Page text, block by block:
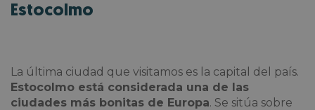
Estocolmo
La última ciudad que visitamos es la capital del país.
Estocolmo está considerada una de las
ciudades más bonitas de Europa. Se sitúa sobre